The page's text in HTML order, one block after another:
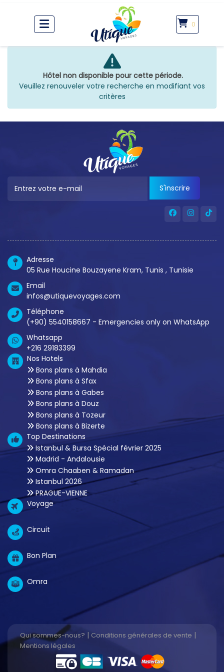
0
Hôtel non disponible pour cette période.
Veuillez renouveler votre recherche en modifiant vos
critères
S'inscrire
Adresse
05 Rue Houcine Bouzayene Kram, Tunis , Tunisie
Email
infos@utiquevoyages.com
Téléphone
(+90) 5540158667 - Emergencies only on WhatsApp
Whatsapp
+216 29183399
Nos Hotels
Bons plans à Mahdia
Bons plans à Sfax
Bons plans à Gabes
Bons plans à Douz
Bons plans à Tozeur
Bons plans à Bizerte
Top Destinations
Istanbul & Bursa Spécial février 2025
Madrid - Andalousie
Omra Chaaben & Ramadan
Istanbul 2026
PRAGUE-VIENNE
Voyage
Circuit
Bon Plan
Omra
Qui sommes-nous? | Conditions générales de vente |
Mentions légales